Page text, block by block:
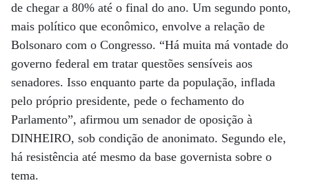
de chegar a 80% até o final do ano. Um segundo ponto,
mais político que econômico, envolve a relação de
Bolsonaro com o Congresso. “Há muita má vontade do
governo federal em tratar questões sensíveis aos
senadores. Isso enquanto parte da população, inflada
pelo próprio presidente, pede o fechamento do
Parlamento”, afirmou um senador de oposição à
DINHEIRO, sob condição de anonimato. Segundo ele,
há resistência até mesmo da base governista sobre o
tema.